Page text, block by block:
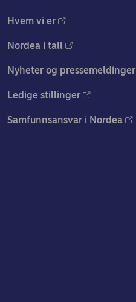
Hvem vi er
Nordea i tall
Nyheter og pressemeldinger
Ledige stillinger
Samfunnsansvar i Nordea